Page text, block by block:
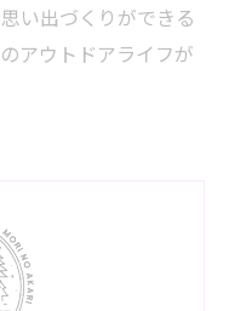
い出づくりができる
アウトドアライフが